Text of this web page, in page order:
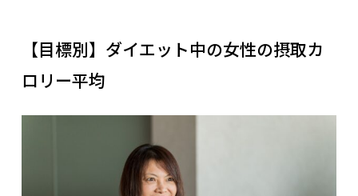
【目標別】ダイエット中の女性の摂取カ
ロリー平均